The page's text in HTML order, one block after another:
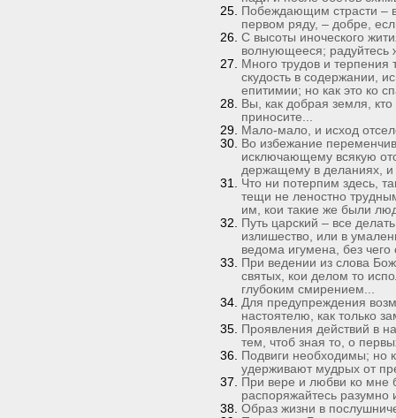
Побеждающим страсти –
первом ряду, – добре,
С высоты иноческого
волнующееся; радуйтесь
Много трудов и
скудость в содержании,
епитимии; но как это ко
Вы, как добрая земля,
приносите...
Мало-мало, и исход
Во избежание
исключающему всякую
держащему в деланиях,
Что ни потерпим здесь,
тещи не леностно
им, кои такие же были
Путь царский – все
излишество, или в
ведома игумена, без
При ведении из слова
святых, кои делом то
глубоким смирением...
Для предупреждения
настоятелю, как только
Проявления действий в
тем, чтоб зная то, о
Подвиги необходимы; но
удерживают мудрых от
При вере и любви ко мне
распоряжайтесь разумно
Образ жизни в